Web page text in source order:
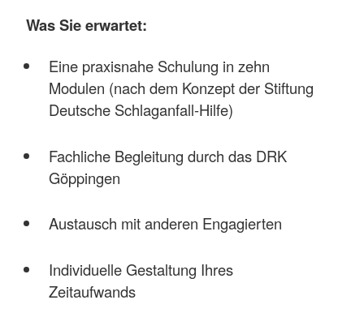
Was Sie erwartet:
Eine praxisnahe Schulung in zehn
Modulen (nach dem Konzept der Stiftung
Deutsche Schlaganfall-Hilfe)
Fachliche Begleitung durch das DRK
Göppingen
Austausch mit anderen Engagierten
Individuelle Gestaltung Ihres
Zeitaufwands